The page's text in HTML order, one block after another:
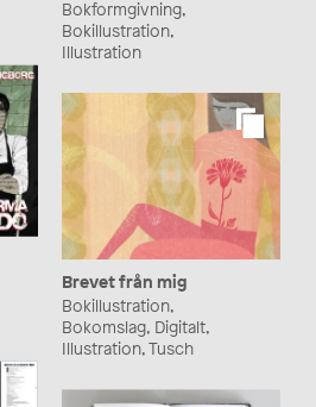
Bokformgivning,
Bokillustration,
Illustration
Brevet från mig
Bokillustration,
Bokomslag, Digitalt,
Illustration, Tusch